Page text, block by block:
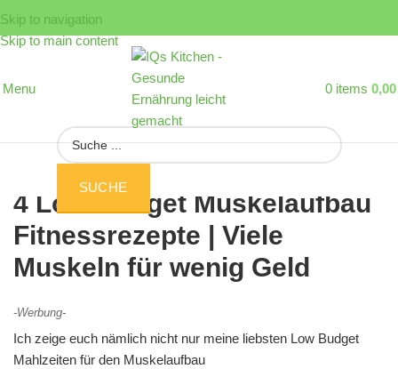
Skip to navigation
Skip to main content
Menu 0 items
SUCHE
4 Low Budget Muskelaufbau
Fitnessrezepte | Viele
Muskeln für wenig Geld
-Werbung-
Ich zeige euch nämlich nicht nur meine liebsten Low Budget
Mahlzeiten für den Muskelaufbau